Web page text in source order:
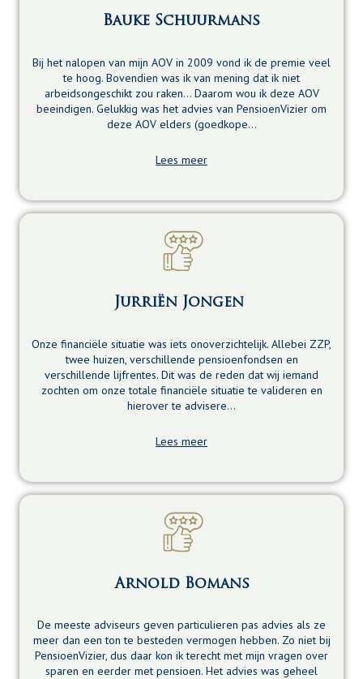
Bauke Schuurmans
Bij het nalopen van mijn AOV in 2009 vond ik de premie veel
te hoog. Bovendien was ik van mening dat ik niet
arbeidsongeschikt zou raken… Daarom wou ik deze AOV
beeindigen. Gelukkig was het advies van PensioenVizier om
deze AOV elders (goedkope…
Lees meer
Jurriën Jongen
Onze financiële situatie was iets onoverzichtelijk. Allebei ZZP,
twee huizen, verschillende pensioenfondsen en
verschillende lijfrentes. Dit was de reden dat wij iemand
zochten om onze totale financiële situatie te valideren en
hierover te advisere…
Lees meer
Arnold Bomans
De meeste adviseurs geven particulieren pas advies als ze
meer dan een ton te besteden vermogen hebben. Zo niet bij
PensioenVizier, dus daar kon ik terecht met mijn vragen over
sparen en eerder met pensioen. Het advies was geheel